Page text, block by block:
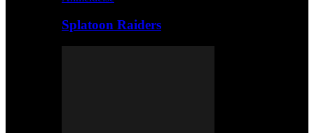
Splatoon Raiders